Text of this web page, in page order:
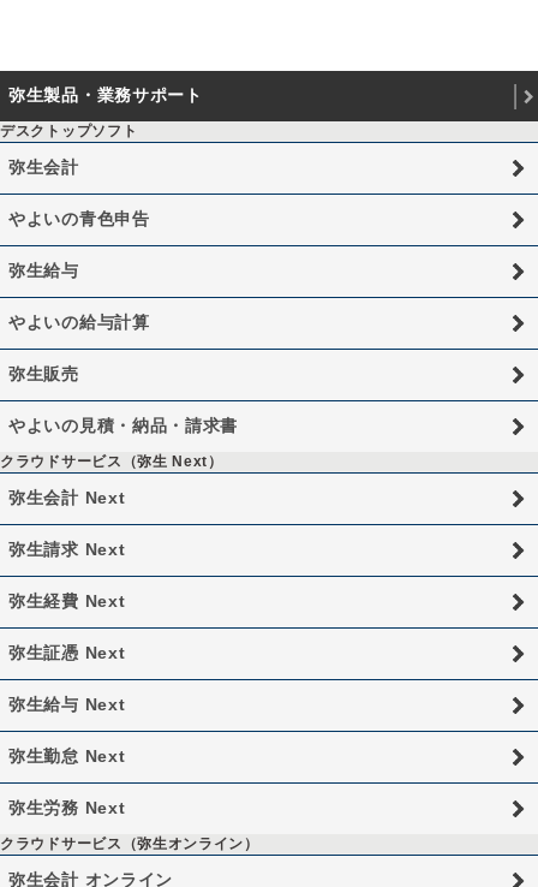
弥生製品・業務サポート
デスクトップソフト
弥生会計
やよいの青色申告
弥生給与
やよいの給与計算
弥生販売
やよいの見積・納品・請求書
クラウドサービス（弥生 Next）
弥生会計 Next
弥生請求 Next
弥生経費 Next
弥生証憑 Next
弥生給与 Next
弥生勤怠 Next
弥生労務 Next
クラウドサービス（弥生オンライン）
弥生会計 オンライン